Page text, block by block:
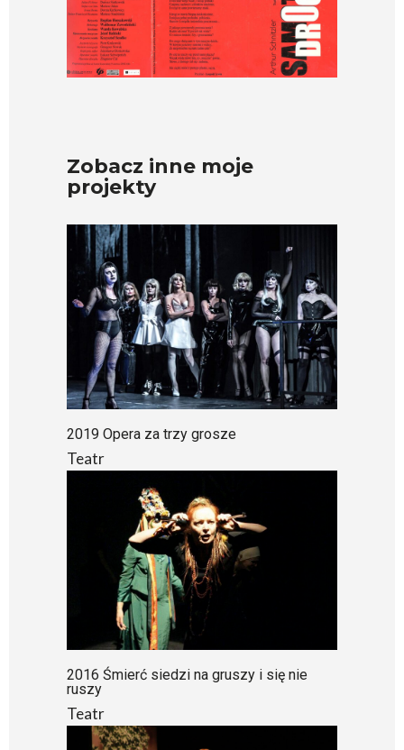
2019 Opera za trzy grosze
Teatr
2016 Śmierć siedzi na gruszy i się nie
ruszy
Teatr